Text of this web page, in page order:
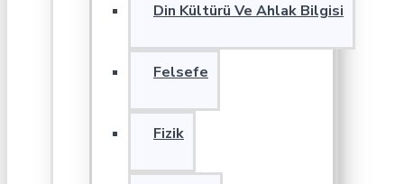
Din Kültürü Ve Ahlak Bilgisi
Felsefe
Fizik